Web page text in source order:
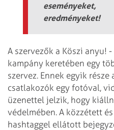
eredményeket!
A szervezők a Köszi anyu!
kampány keretében egy
szervez. Ennek egyik
csatlakozók egy fotóval,
üzenettel jelzik, hogy
védelmében. A közzétett
hashtaggel ellátott